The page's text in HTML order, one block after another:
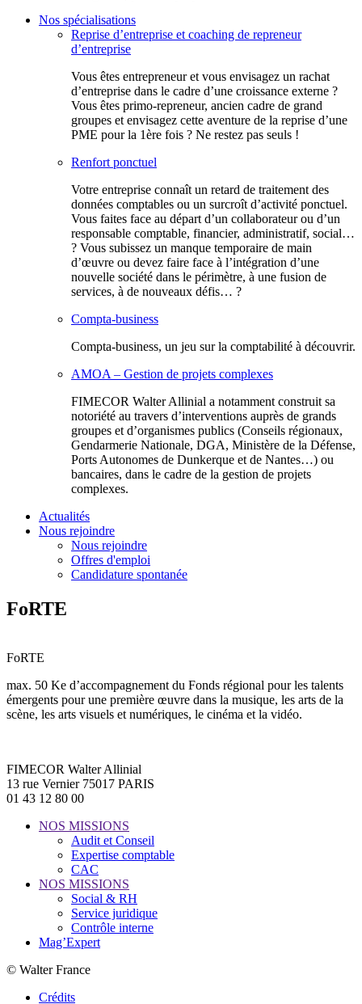
Nos spécialisations
Reprise d’entreprise et coaching de repreneur
d’entreprise
Vous êtes entrepreneur et vous envisagez un rachat
d’entreprise dans le cadre d’une croissance externe ?
Vous êtes primo-repreneur, ancien cadre de grand
groupes et envisagez cette aventure de la reprise d’une
PME pour la 1ère fois ? Ne restez pas seuls !
Renfort ponctuel
Votre entreprise connaît un retard de traitement des
données comptables ou un surcroît d’activité ponctuel.
Vous faites face au départ d’un collaborateur ou d’un
responsable comptable, financier, administratif, social…
? Vous subissez un manque temporaire de main
d’œuvre ou devez faire face à l’intégration d’une
nouvelle société dans le périmètre, à une fusion de
services, à de nouveaux défis… ?
Compta-business
Compta-business, un jeu sur la comptabilité à découvrir.
AMOA – Gestion de projets complexes
FIMECOR Walter Allinial a notamment construit sa
notoriété au travers d’interventions auprès de grands
groupes et d’organismes publics (Conseils régionaux,
Gendarmerie Nationale, DGA, Ministère de la Défense,
Ports Autonomes de Dunkerque et de Nantes…) ou
bancaires, dans le cadre de la gestion de projets
complexes.
Actualités
Nous rejoindre
Nous rejoindre
Offres d'emploi
Candidature spontanée
FoRTE
FoRTE
max. 50 Ke d’accompagnement du Fonds régional pour les talents
émergents pour une première œuvre dans la musique, les arts de la
scène, les arts visuels et numériques, le cinéma et la vidéo.
FIMECOR Walter Allinial
13 rue Vernier 75017 PARIS
01 43 12 80 00
NOS MISSIONS
Audit et Conseil
Expertise comptable
CAC
NOS MISSIONS
Social & RH
Service juridique
Contrôle interne
Mag’Expert
© Walter France
Crédits